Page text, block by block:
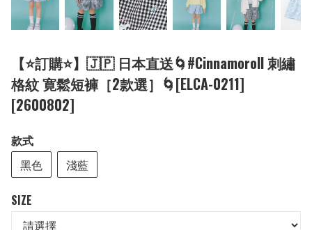
【⭐訂購⭐】🇯🇵 日本直送🌀#Cinnamoroll 刺繡
格紋 寛鬆短褲［2款選］🌀[ELCA-0211]
[2600802]
款式
黑色
淺藍
SIZE